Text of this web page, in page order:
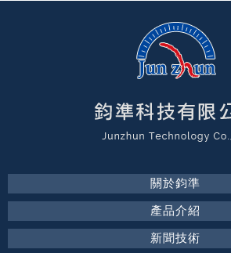
關於鈞準
產品介紹
新聞技術